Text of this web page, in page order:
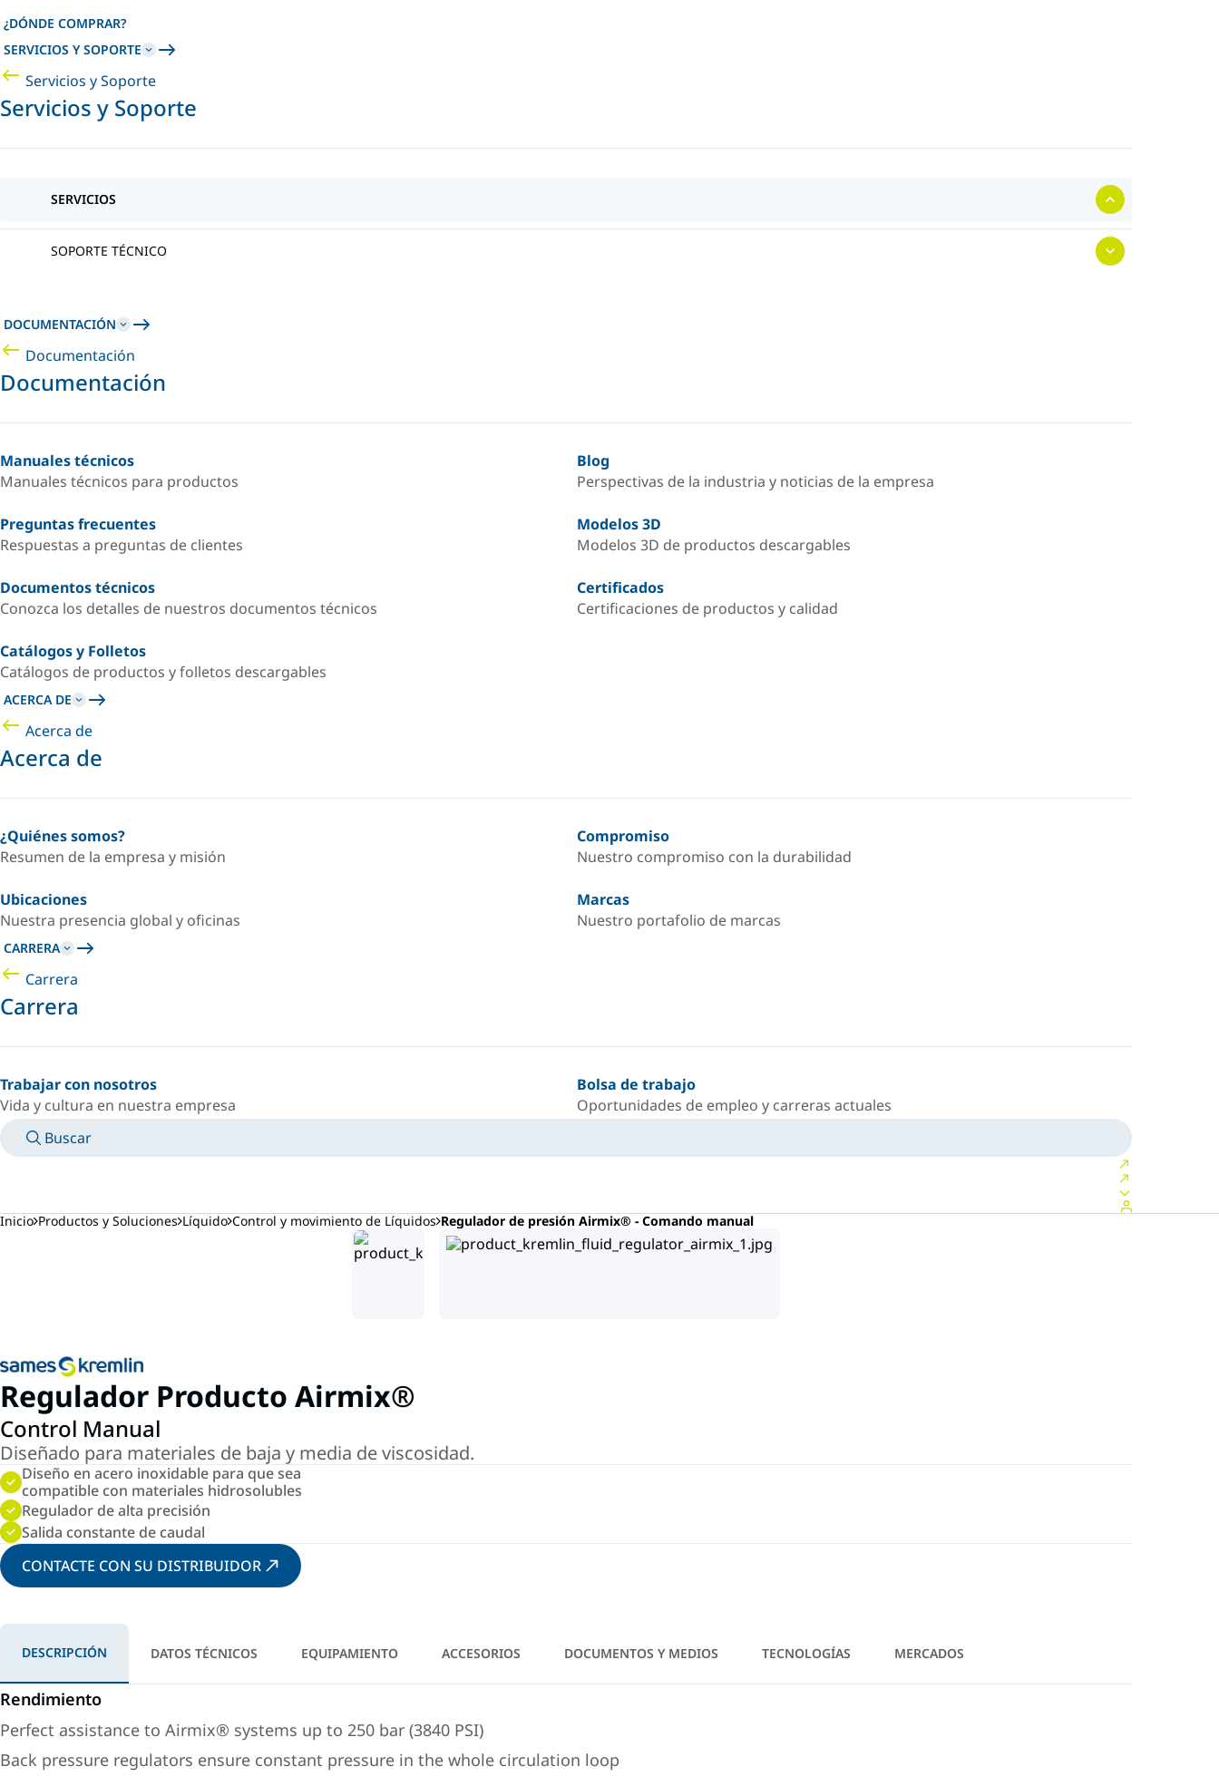
¿DÓNDE COMPRAR?
SERVICIOS Y SOPORTE
Servicios y Soporte
Servicios y Soporte
SERVICIOS
SOPORTE TÉCNICO
DOCUMENTACIÓN
Documentación
Documentación
Manuales técnicos
Manuales técnicos para productos
Blog
Perspectivas de la industria y noticias de la empresa
Preguntas frecuentes
Respuestas a preguntas de clientes
Modelos 3D
Modelos 3D de productos descargables
Documentos técnicos
Conozca los detalles de nuestros documentos técnicos
Certificados
Certificaciones de productos y calidad
Catálogos y Folletos
Catálogos de productos y folletos descargables
ACERCA DE
Acerca de
Acerca de
¿Quiénes somos?
Resumen de la empresa y misión
Compromiso
Nuestro compromiso con la durabilidad
Ubicaciones
Nuestra presencia global y oficinas
Marcas
Nuestro portafolio de marcas
CARRERA
Carrera
Carrera
Trabajar con nosotros
Vida y cultura en nuestra empresa
Bolsa de trabajo
Oportunidades de empleo y carreras actuales
Buscar
Inicio Productos y Soluciones Líquido Control y movimiento de Líquidos Regulador de presión Airmix® - Comando manual
Regulador Producto Airmix®
Control Manual
Diseñado para materiales de baja y media de viscosidad.
Diseño en acero inoxidable para que sea
compatible con materiales hidrosolubles
Regulador de alta precisión
Salida constante de caudal
CONTACTE CON SU DISTRIBUIDOR
DESCRIPCIÓN DATOS TÉCNICOS EQUIPAMIENTO ACCESORIOS DOCUMENTOS Y MEDIOS TECNOLOGÍAS MERCADOS
Rendimiento
Perfect assistance to Airmix® systems up to 250 bar (3840 PSI)
Back pressure regulators ensure constant pressure in the whole circulation loop